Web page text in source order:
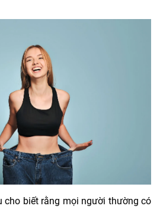
cho biết rằng mọi người thường có